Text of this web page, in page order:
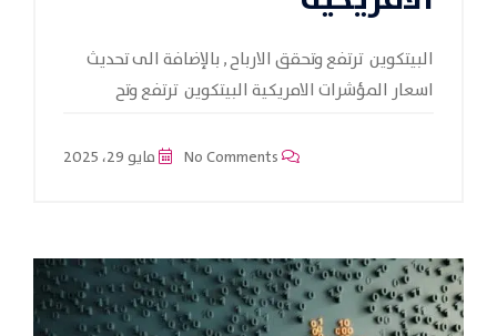
البيتكوين ترتفع وتحقق الارباح , بالإضافة الى تحديث
اسعار المؤشرات الامريكية البيتكوين ترتفع وتح
مايو 29، 2025